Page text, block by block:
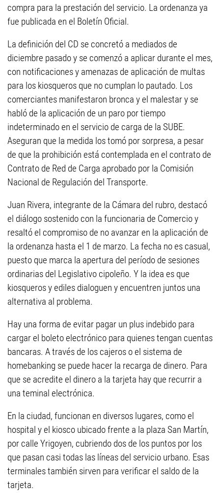
compra para la prestación del servicio. La ordenanza ya
fue publicada en el Boletín Oficial.
La definición del CD se concretó a mediados de
diciembre pasado y se comenzó a aplicar durante el mes,
con notificaciones y amenazas de aplicación de multas
para los kiosqueros que no cumplan lo pautado. Los
comerciantes manifestaron bronca y el malestar y se
habló de la aplicación de un paro por tiempo
indeterminado en el servicio de carga de la SUBE.
Aseguran que la medida los tomó por sorpresa, a pesar
de que la prohibición está contemplada en el contrato de
Contrato de Red de Carga aprobado por la Comisión
Nacional de Regulación del Transporte.
Juan Rivera, integrante de la Cámara del rubro, destacó
el diálogo sostenido con la funcionaria de Comercio y
resaltó el compromiso de no avanzar en la aplicación de
la ordenanza hasta el 1 de marzo. La fecha no es casual,
puesto que marca la apertura del período de sesiones
ordinarias del Legislativo cipoleño. Y la idea es que
kiosqueros y ediles dialoguen y encuentren juntos una
alternativa al problema.
Hay una forma de evitar pagar un plus indebido para
cargar el boleto electrónico para quienes tengan cuentas
bancaras. A través de los cajeros o el sistema de
homebanking se puede hacer la recarga de dinero. Para
que se acredite el dinero a la tarjeta hay que recurrir a
una teminal electrónica.
En la ciudad, funcionan en diversos lugares, como el
hospital y el kiosco ubicado frente a la plaza San Martín,
por calle Yrigoyen, cubriendo dos de los puntos por los
que pasan casi todas las líneas del servicio urbano. Esas
terminales también sirven para verificar el saldo de la
tarjeta.